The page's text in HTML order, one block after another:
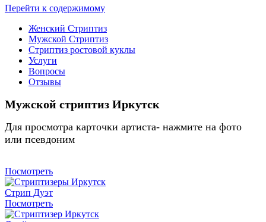
Перейти к содержимому
Женский Стриптиз
Мужской Стриптиз
Стриптиз ростовой куклы
Услуги
Вопросы
Отзывы
Мужской стриптиз Иркутск
Для просмотра карточки артиста- нажмите на фото
или псевдоним
Посмотреть
Стрип Дуэт
Посмотреть